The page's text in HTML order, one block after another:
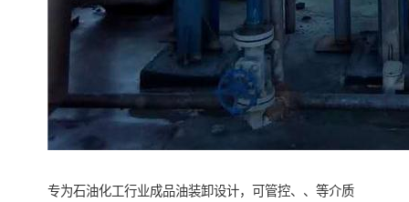
专为石油化工行业成品油装卸设计，可管控、、等介质